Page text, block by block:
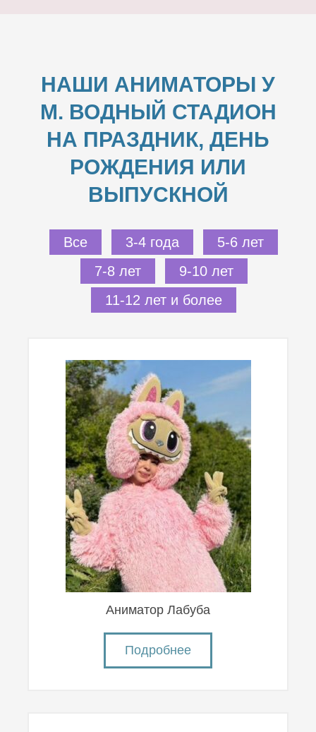
НАШИ АНИМАТОРЫ У
М. ВОДНЫЙ СТАДИОН
НА ПРАЗДНИК, ДЕНЬ
РОЖДЕНИЯ ИЛИ
ВЫПУСКНОЙ
Все 3-4 года
5-6 лет
7-8 лет
9-10 лет
11-12 лет и более
Аниматор Лабуба
Подробнее